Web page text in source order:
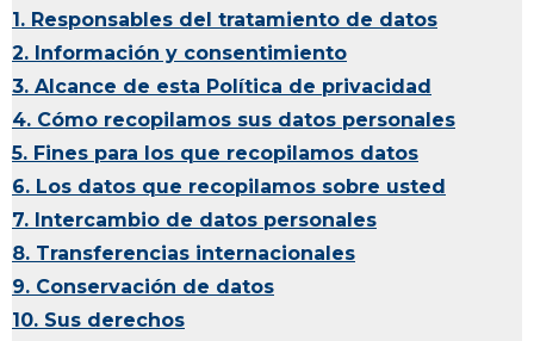
1. Responsables del tratamiento de datos
2. Información y consentimiento
3. Alcance de esta Política de privacidad
4. Cómo recopilamos sus datos personales
5. Fines para los que recopilamos datos
6. Los datos que recopilamos sobre usted
7. Intercambio de datos personales
8. Transferencias internacionales
9. Conservación de datos
10. Sus derechos